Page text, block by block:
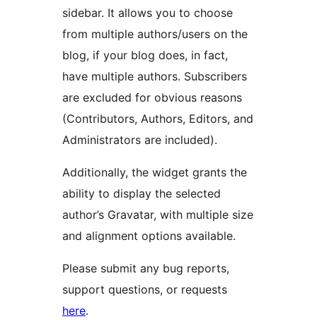
sidebar. It allows you to choose
from multiple authors/users on the
blog, if your blog does, in fact,
have multiple authors. Subscribers
are excluded for obvious reasons
(Contributors, Authors, Editors, and
Administrators are included).
Additionally, the widget grants the
ability to display the selected
author’s Gravatar, with multiple size
and alignment options available.
Please submit any bug reports,
support questions, or requests
here.